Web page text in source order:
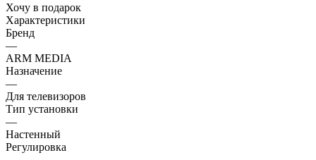
Хочу в подарок
Характеристики
Бренд
—
ARM MEDIA
Назначение
—
Для телевизоров
Тип установки
—
Настенный
Регулировка